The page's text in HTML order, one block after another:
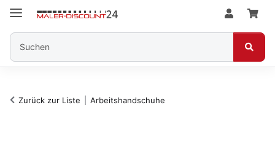
Zurück zur Liste Arbeitshandschuhe